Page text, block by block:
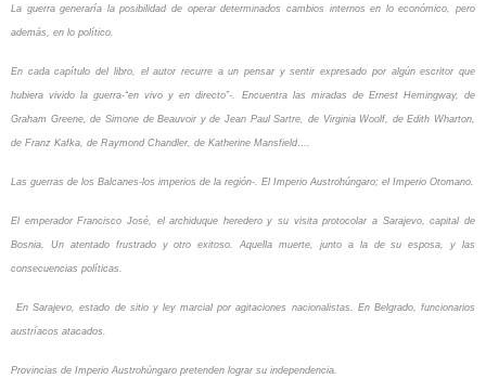
La guerra generaría la posibilidad de operar determinados cambios internos en lo económico, pero
además, en lo político.
En cada capítulo del libro, el autor recurre a un pensar y sentir expresado por algún escritor que
hubiera vivido la guerra-“en vivo y en directo”-. Encuentra las miradas de Ernest Hemingway, de
Graham Greene, de Simone de Beauvoir y de Jean Paul Sartre, de Virginia Woolf, de Edith Wharton,
de Franz Kafka, de Raymond Chandler, de Katherine Mansfield….
Las guerras de los Balcanes-los imperios de la región-. El Imperio Austrohúngaro; el Imperio Otomano.
El emperador Francisco José, el archiduque heredero y su visita protocolar a Sarajevo, capital de
Bosnia. Un atentado frustrado y otro exitoso. Aquella muerte, junto a la de su esposa, y las
consecuencias políticas.
En Sarajevo, estado de sitio y ley marcial por agitaciones nacionalistas. En Belgrado, funcionarios
austríacos atacados.
Provincias de Imperio Austrohúngaro pretenden lograr su independencia.